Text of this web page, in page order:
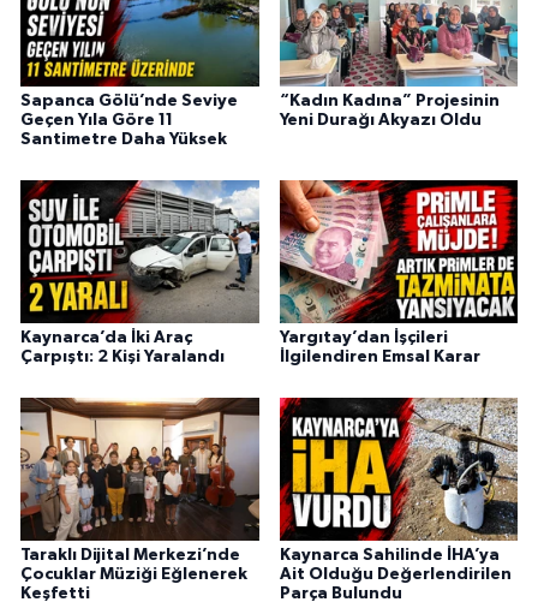
Sapanca Gölü’nde Seviye
Geçen Yıla Göre 11
Santimetre Daha Yüksek
“Kadın Kadına” Projesinin
Yeni Durağı Akyazı Oldu
Kaynarca’da İki Araç
Çarpıştı: 2 Kişi Yaralandı
Yargıtay’dan İşçileri
İlgilendiren Emsal Karar
Taraklı Dijital Merkezi’nde
Çocuklar Müziği Eğlenerek
Keşfetti
Kaynarca Sahilinde İHA’ya
Ait Olduğu Değerlendirilen
Parça Bulundu